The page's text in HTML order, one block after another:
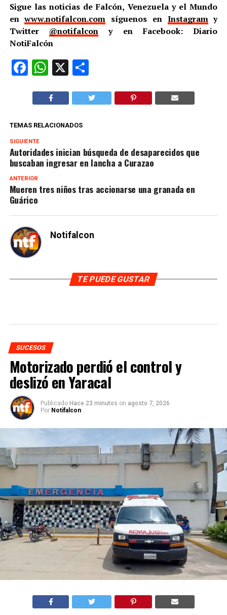
Sigue las noticias de Falcón, Venezuela y el Mundo
enwww.notifalcon.com síguenos en Instagramy
Twitter @notifalcon y en Facebook: Diario
NotiFalcón
Facebook
WhatsApp
X Compartir
TEMAS RELACIONADOS
SIGUIENTE
Autoridades inician búsqueda de desaparecidos que
buscaban ingresar en lancha a Curazao
ANTERIOR
Mueren tres niños tras accionarse una granada en
Guárico
Notifalcon
TE PUEDE GUSTAR
SUCESOS
Motorizado perdió el control y
deslizó en Yaracal
Publicado Hace 23 minutos on agosto 7, 2026
Por Notifalcon